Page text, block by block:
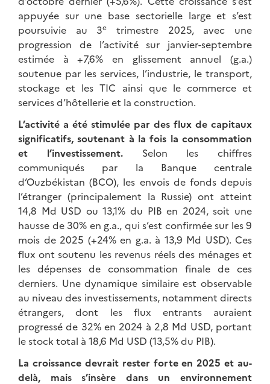
appuyée sur une base sectorielle large et s’est
poursuivie au 3e
trimestre 2025, avec une
progression de l’activité sur janvier-septembre
estimée à +7,6% en glissement annuel (g.a.)
soutenue par les services, l’industrie, le transport,
stockage et les TIC ainsi que le commerce et
services d’hôtellerie et la construction.
L’activité a été stimulée par des flux de capitaux
significatifs, soutenant à la fois la consommation
et l’investissement. Selon les chiffres
communiqués par la Banque centrale
d’Ouzbékistan (BCO), les envois de fonds depuis
l’étranger (principalement la Russie) ont atteint
14,8 Md USD ou 13,1% du PIB en 2024, soit une
hausse de 30% en g.a., qui s’est confirmée sur les 9
mois de 2025 (+24% en g.a. à 13,9 Md USD). Ces
flux ont soutenu les revenus réels des ménages et
les dépenses de consommation finale de ces
derniers. Une dynamique similaire est observable
au niveau des investissements, notamment directs
étrangers, dont les flux entrants auraient
progressé de 32% en 2024 à 2,8 Md USD, portant
le stock total à 18,6 Md USD (13,5% du PIB).
La croissance devrait rester forte en 2025 et au-
delà, mais s’insère dans un environnement